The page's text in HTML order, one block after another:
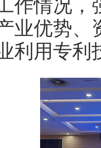
作情况
业优势、
利用专利